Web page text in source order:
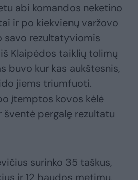
abi komandos neketino
ir po kiekvienų varžovo
savo rezultatyviomis
Klaipėdos taiklių tolimų
buvo kur kas aukštesnis,
jiems triumfuoti.
įtemptos kovos kėlė
šventė pergalę rezultatu
surinko 35 taškus,